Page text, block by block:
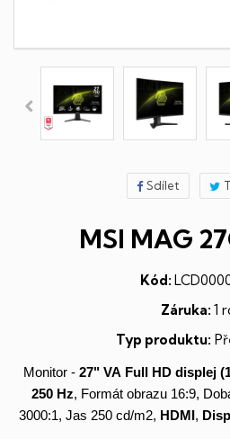
Sdílet
MSI MAG
Kód:
Záruka: 1
Typ produktu:
Monitor - 27" VA Full HD displej
250 Hz, Formát obrazu 16:9,
3000:1, Jas 250 cd/m2, HDMI ,